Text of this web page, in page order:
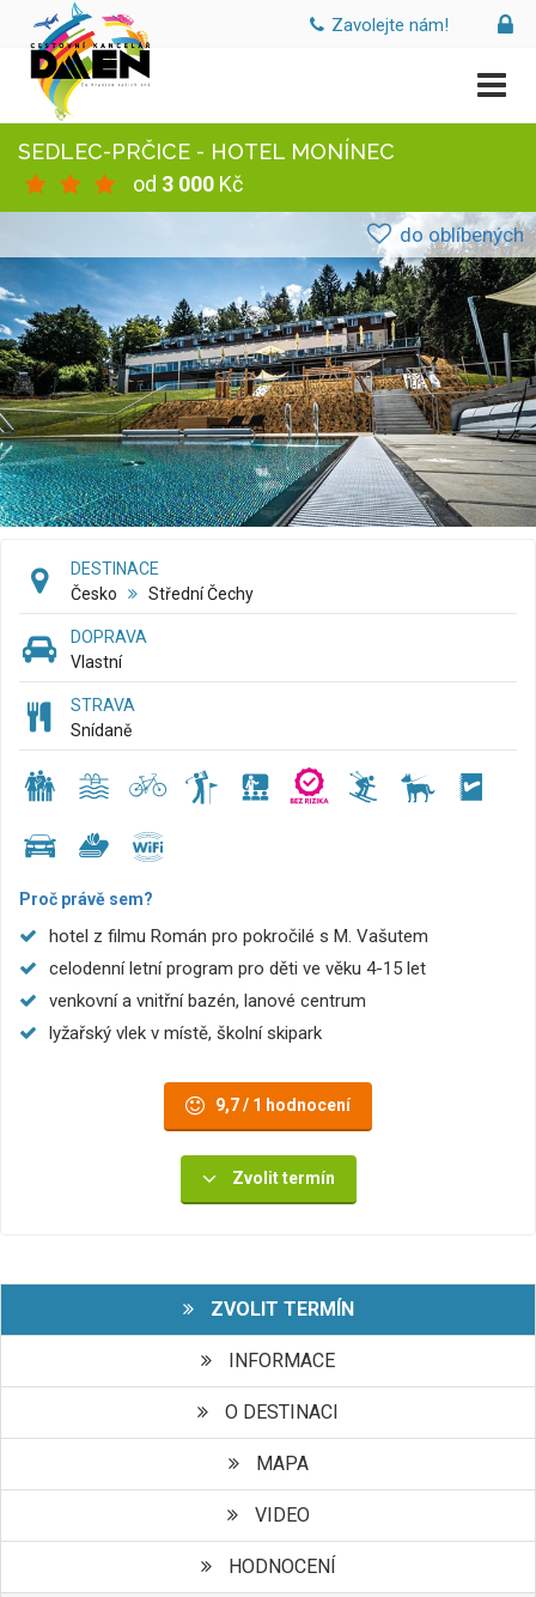
Zavolejte nám!
SEDLEC-PRČICE - HOTEL MONÍNEC
od 3 000 Kč
do oblíbených
DESTINACE
Česko
Střední Čechy
DOPRAVA
Vlastní
STRAVA
Snídaně
Proč právě sem?
hotel z filmu Román pro pokročilé s M. Vašutem
celodenní letní program pro děti ve věku 4-15 let
venkovní a vnitřní bazén, lanové centrum
lyžařský vlek v místě, školní skipark
9,7 / 1 hodnocení
Zvolit termín
ZVOLIT TERMÍN
INFORMACE
O DESTINACI
MAPA
VIDEO
HODNOCENÍ